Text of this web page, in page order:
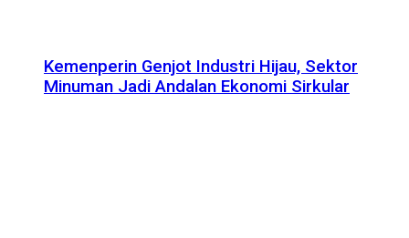
Kemenperin Genjot Industri Hijau, Sektor
Minuman Jadi Andalan Ekonomi Sirkular